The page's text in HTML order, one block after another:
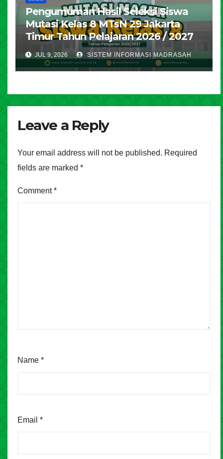
Pengumuman Hasil Seleksi Siswa
Mutasi Kelas 8 MTsN 29 Jakarta
Timur Tahun Pelajaran 2026 / 2027
JUL 9, 2026 SISTEM INFORMASI MADRASAH
Leave a Reply
Your email address will not be published. Required
fields are marked *
Comment*
Name *
Email *